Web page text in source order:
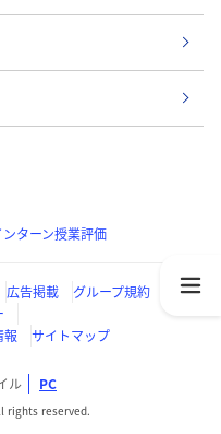
ンターン授業評価
広告掲載
グループ規約
報 サイトマップ
ル PC
rights reserved.